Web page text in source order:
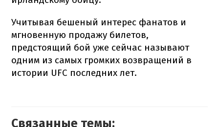
Учитывая бешеный интерес фанатов и
мгновенную продажу билетов,
предстоящий бой уже сейчас называют
одним из самых громких возвращений в
истории UFC последних лет.
Связанные темы: